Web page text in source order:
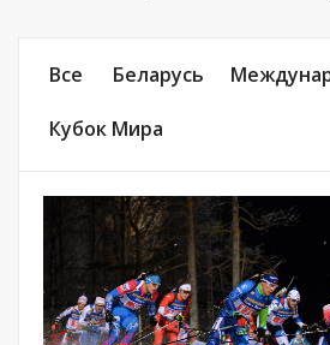
Все Беларусь
Кубок Мира